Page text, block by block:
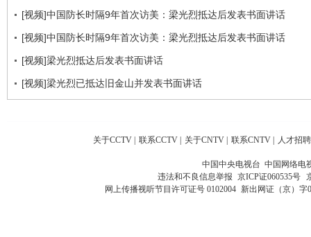
[视频]中国防长时隔9年首次访美：梁光烈抵达后发表书面讲话
[视频]中国防长时隔9年首次访美：梁光烈抵达后发表书面讲话
[视频]梁光烈抵达后发表书面讲话
[视频]梁光烈已抵达旧金山并发表书面讲话
关于CCTV | 联系CCTV | 关于CNTV | 联系CNTV | 人才招聘
中国中央电视台 中国网络电
违法和不良信息举报 京ICP证060535号
网上传播视听节目许可证号 0102004 新出网证（京）